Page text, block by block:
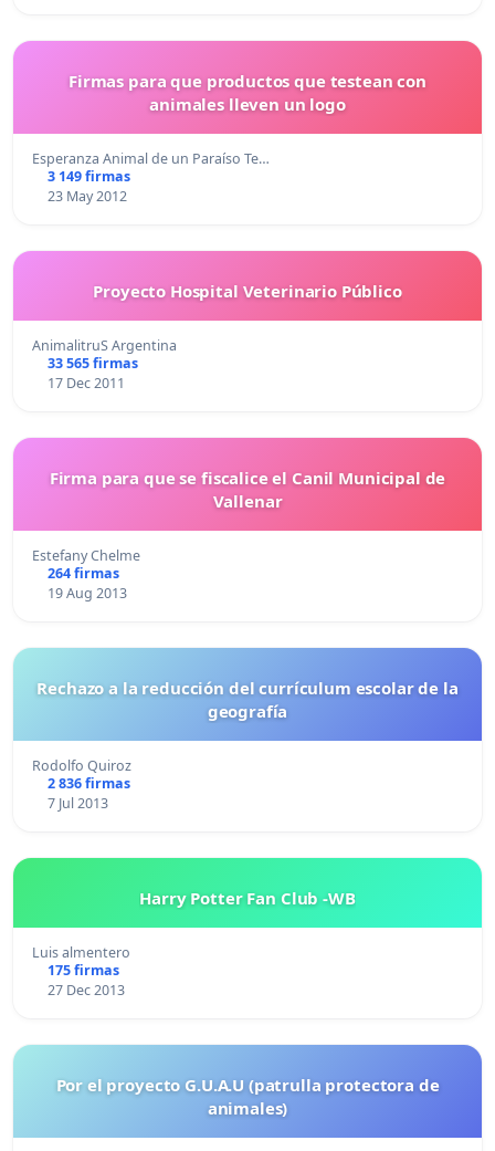
Firmas para que productos que testean con
animales lleven un logo
Esperanza Animal de un Paraíso Te…
3 149 firmas
23 May 2012
Proyecto Hospital Veterinario Público
AnimalitruS Argentina
33 565 firmas
17 Dec 2011
Firma para que se fiscalice el Canil Municipal de
Vallenar
Estefany Chelme
264 firmas
19 Aug 2013
Rechazo a la reducción del currículum escolar de la
geografía
Rodolfo Quiroz
2 836 firmas
7 Jul 2013
Harry Potter Fan Club -WB
Luis almentero
175 firmas
27 Dec 2013
Por el proyecto G.U.A.U (patrulla protectora de
animales)